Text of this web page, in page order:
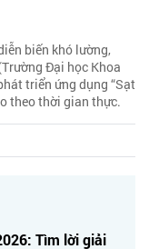
biến khó lường,
Đại học Khoa
triển ứng dụng “Sạt
theo thời gian thực.
Tìm lời giải